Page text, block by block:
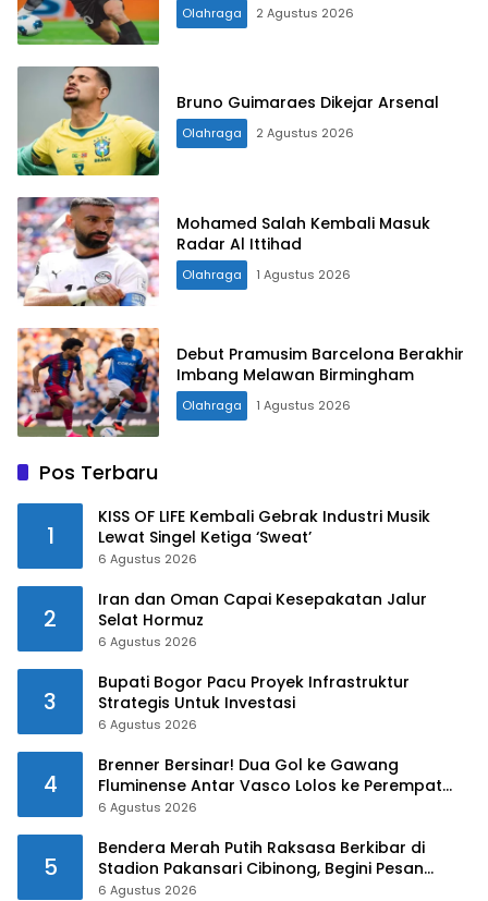
Olahraga 2 Agustus 2026
Bruno Guimaraes Dikejar Arsenal
Olahraga 2 Agustus 2026
Mohamed Salah Kembali Masuk
Radar Al Ittihad
Olahraga 1 Agustus 2026
Debut Pramusim Barcelona Berakhir
Imbang Melawan Birmingham
Olahraga 1 Agustus 2026
Pos Terbaru
1
KISS OF LIFE Kembali Gebrak Industri Musik
Lewat Singel Ketiga ‘Sweat’
6 Agustus 2026
2
Iran dan Oman Capai Kesepakatan Jalur
Selat Hormuz
6 Agustus 2026
3
Bupati Bogor Pacu Proyek Infrastruktur
Strategis Untuk Investasi
6 Agustus 2026
4
Brenner Bersinar! Dua Gol ke Gawang
Fluminense Antar Vasco Lolos ke Perempat
Final Copa do Brasil
6 Agustus 2026
5
Bendera Merah Putih Raksasa Berkibar di
Stadion Pakansari Cibinong, Begini Pesan
Bupati Bogor!!
6 Agustus 2026